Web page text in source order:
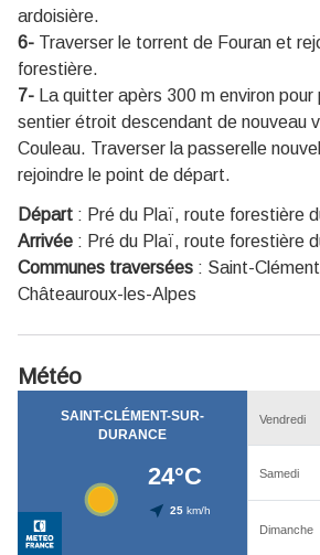
ardoisière.
6- Traverser le torrent de Fouran et
forestière.
7- La quitter apèrs 300 m environ pour
sentier étroit descendant de nouveau
Couleau. Traverser la passerelle
rejoindre le point de départ.
Départ : Pré du Plaï, route forestière
Arrivée : Pré du Plaï, route forestière
Communes traversées : Saint-
Châteauroux-les-Alpes
Météo